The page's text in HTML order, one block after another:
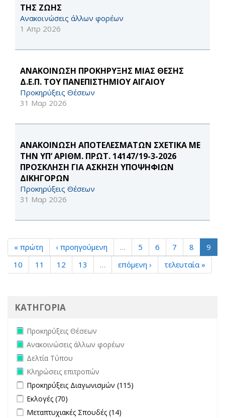
ΤΗΣ ΖΩΗΣ
Ανακοινώσεις άλλων φορέων
1 Απρ 2026
ΑΝΑΚΟΙΝΩΣΗ ΠΡΟΚΗΡΥΞΗΣ ΜΙΑΣ ΘΕΣΗΣ
Δ.Ε.Π. ΤΟΥ ΠΑΝΕΠΙΣΤΗΜΙΟΥ ΑΙΓΑΙΟΥ
Προκηρύξεις Θέσεων
31 Μαρ 2026
ΑΝΑΚΟΙΝΩΣΗ ΑΠΟΤΕΛΕΣΜΑΤΩΝ ΣΧΕΤΙΚΑ ΜΕ
ΤΗΝ ΥΠ’ ΑΡΙΘΜ. ΠΡΩΤ. 14147/19-3-2026
ΠΡΟΣΚΛΗΣΗ ΓΙΑ ΑΣΚΗΣΗ ΥΠΟΨΗΦΙΩΝ
ΔΙΚΗΓΟΡΩΝ
Προκηρύξεις Θέσεων
31 Μαρ 2026
« πρώτη ‹ προηγούμενη … 5 6 7 8
9
10
11 12 13 … επόμενη › τελευταία »
ΚΑΤΗΓΟΡΙΑ
Remove Προκηρύξεις Θέσεων filter
Προκηρύξεις Θέσεων
Remove Ανακοινώσεις άλλων φορέων filter
Ανακοινώσεις άλλων φορέων
Remove Δελτία Τύπου filter
Δελτία Τύπου
Remove Κληρώσεις επιτροπών filter
Κληρώσεις επιτροπών
Apply Προκηρύξεις Διαγωνισμών filter
Προκηρύξεις Διαγωνισμών (115)
Apply Εκλογές filter
Εκλογές (70)
Apply Μεταπτυχιακές Σπουδές filter
Μεταπτυχιακές Σπουδές (14)